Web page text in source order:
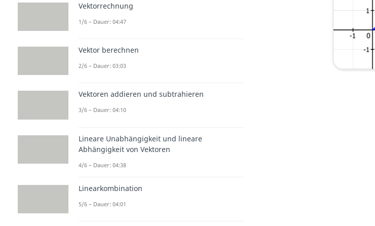
Vektorrechnung
1/6 – Dauer: 04:47
Vektor berechnen
2/6 – Dauer: 03:03
Vektoren addieren und subtrahieren
3/6 – Dauer: 04:10
Lineare Unabhängigkeit und lineare
Abhängigkeit von Vektoren
4/6 – Dauer: 04:38
Linearkombination
5/6 – Dauer: 04:01